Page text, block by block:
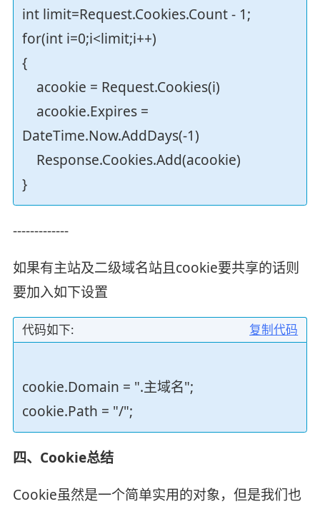
int limit=Request.Cookies.Count - 1;
for(int i=0;i<limit;i++)
{
acookie = Request.Cookies(i)
acookie.Expires =
DateTime.Now.AddDays(-1)
Response.Cookies.Add(acookie)
}
-------------
如果有主站及二级域名站且cookie要共享的话则
要加入如下设置
复制代码
代码如下:
cookie.Domain = ".主域名";
cookie.Path = "/";
四、Cookie总结
Cookie虽然是一个简单实用的对象，但是我们也